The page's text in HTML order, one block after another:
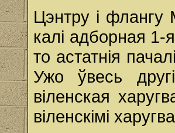
Цэнтру і флангу
калі адборная 1-
то астатнія
Ужо ўвесь
віленская
віленскімі